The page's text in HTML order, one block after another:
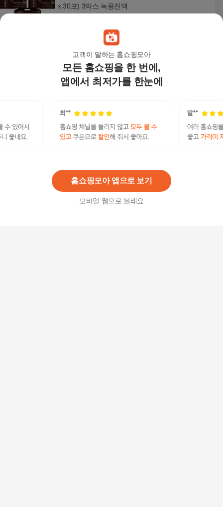
고객이 말하는 홈쇼핑모아
모든 홈쇼핑을 한 번에,
앱에서 최저가를 한눈에
홈쇼핑모아 앱으로 보기
모바일 웹으로 볼래요
x 30포) 3박스 녹용진액
홍삼녹용프리미엄 1박스50ml30포
19,900원
10%17,910원
[선물세트] 녹용홍삼 (국산 생녹용추출액,6년근홍
5%74,010원